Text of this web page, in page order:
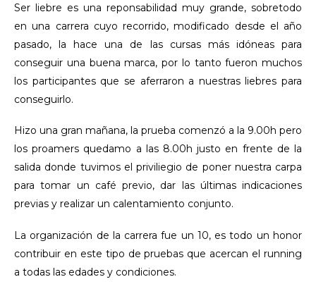
Ser liebre es una reponsabilidad muy grande, sobretodo
en una carrera cuyo recorrido, modificado desde el año
pasado, la hace una de las cursas más idóneas para
conseguir una buena marca, por lo tanto fueron muchos
los participantes que se aferraron a nuestras liebres para
conseguirlo.
Hizo una gran mañana, la prueba comenzó a la 9.00h pero
los proamers quedamo a las 8.00h justo en frente de la
salida donde tuvimos el priviliegio de poner nuestra carpa
para tomar un café previo, dar las últimas indicaciones
previas y realizar un calentamiento conjunto.
La organización de la carrera fue un 10, es todo un honor
contribuir en este tipo de pruebas que acercan el running
a todas las edades y condiciones.